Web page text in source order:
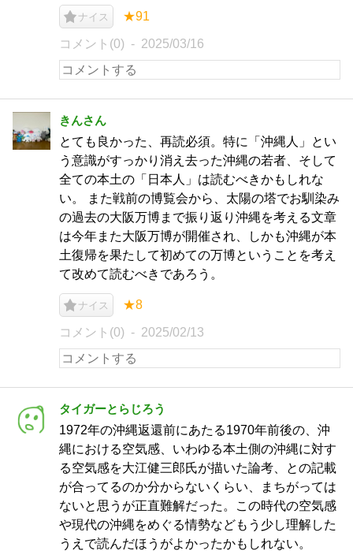
ナイス ★91
コメント(0) 2025/03/16
きんさん
とても良かった、再読必須。特に「沖縄人」とい
う意識がすっかり消え去った沖縄の若者、そして
全ての本土の「日本人」は読むべきかもしれな
い。 また戦前の博覧会から、太陽の塔でお馴染み
の過去の大阪万博まで振り返り沖縄を考える文章
は今年また大阪万博が開催され、しかも沖縄が本
土復帰を果たして初めての万博ということを考え
て改めて読むべきであろう。
ナイス ★8
コメント(0) 2025/02/13
タイガーとらじろう
1972年の沖縄返還前にあたる1970年前後の、沖
縄における空気感、いわゆる本土側の沖縄に対す
る空気感を大江健三郎氏が描いた論考、との記載
が合ってるのか分からないくらい、まちがっては
ないと思うが正直難解だった。この時代の空気感
や現代の沖縄をめぐる情勢などもう少し理解した
うえで読んだほうがよかったかもしれない。